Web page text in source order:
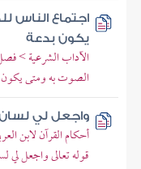
اجتماع الناس
يكون بدعة
الآداب الشرعية >
الصوت به ومتى
واجعل لي
أحكام القرآن لابن
قوله تعالى واجعل